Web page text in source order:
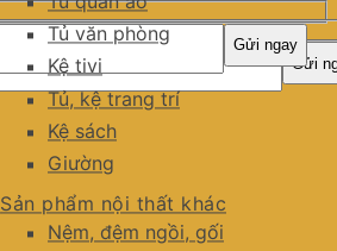
Tủ văn phòng
Kệ tivi
Tủ, kệ trang trí
Kệ sách
Giường
Sản phẩm nội thất khác
Nệm, đệm ngồi, gối